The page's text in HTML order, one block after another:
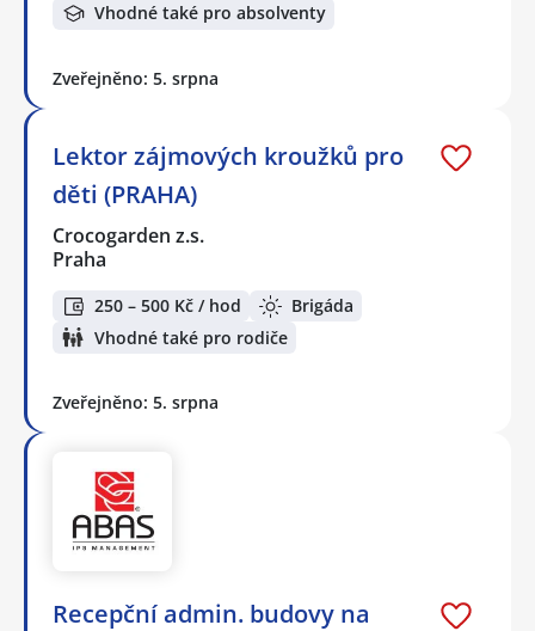
Vhodné také pro absolventy
Zveřejněno: 5. srpna
Lektor zájmových kroužků pro
děti (PRAHA)
Crocogarden z.s.
Praha
250 – 500 Kč / hod
Brigáda
Vhodné také pro rodiče
Zveřejněno: 5. srpna
Recepční admin. budovy na